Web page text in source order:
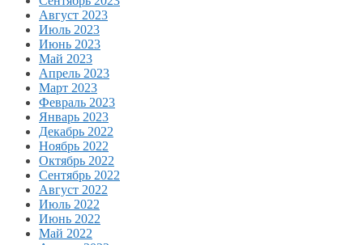
Август 2023
Июль 2023
Июнь 2023
Май 2023
Апрель 2023
Март 2023
Февраль 2023
Январь 2023
Декабрь 2022
Ноябрь 2022
Октябрь 2022
Сентябрь 2022
Август 2022
Июль 2022
Июнь 2022
Май 2022